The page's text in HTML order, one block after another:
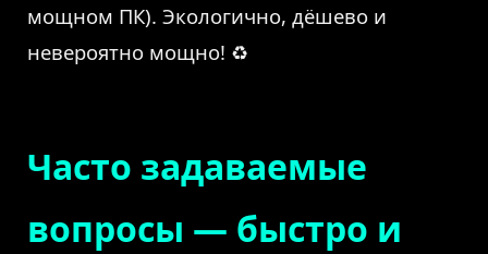
мощном ПК). Экологично, дёшево и
невероятно мощно! ♻️
Часто задаваемые
вопросы — быстро и